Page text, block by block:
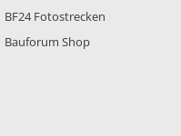
BF24 Fotostrecken
Bauforum Shop